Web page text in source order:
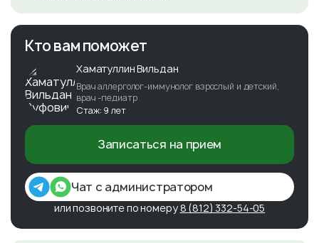
Кто вам поможет
Хаматуллин Вильдан
Врач аллерголог-иммунолог взрослый и детский,
врач -педиатр
Стаж: 9 лет
Записаться на прием
Чат с администратором
или позвоните по номеру 8 (812) 332-54-05